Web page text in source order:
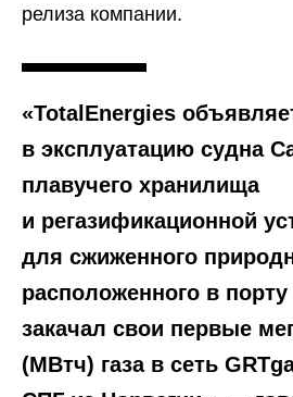
релиза компании.
«TotalEnergies
в эксплуатацию судна
плавучего хранилища
и регазификационной
для сжиженного
расположенного в
закачал свои первые
(МВтч) газа в сеть